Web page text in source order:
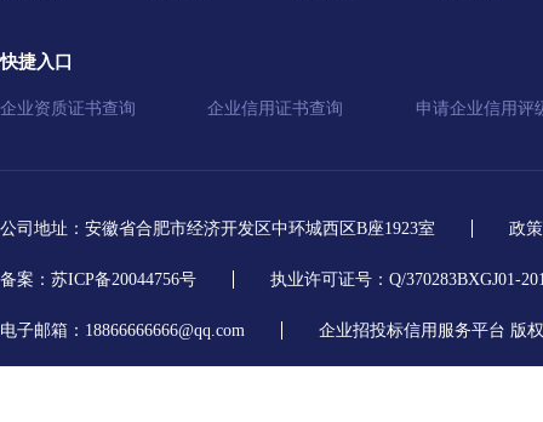
快捷入口
企业资质证书查询 企业信用证书查询 申请企业信用评
公司地址：安徽省合肥市经济开发区中环城西区B座1923室 政
备案：苏ICP备20044756号 执业许可证号：Q/370283BXGJ01-
电子邮箱：18866666666@qq.com 企业招投标信用服务平台 版